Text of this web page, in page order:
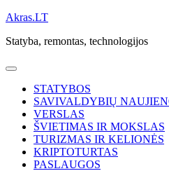
Skip
content
Akras.LT
Statyba, remontas, technologijos
STATYBOS
SAVIVALDYBIŲ
VERSLAS
ŠVIETIMAS IR MOKSLAS
TURIZMAS IR KELIONĖS
KRIPTOTURTAS
PASLAUGOS